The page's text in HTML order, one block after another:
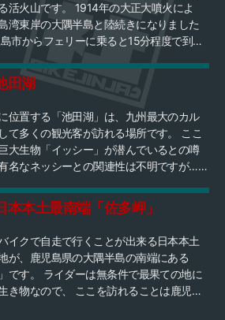
活火山です。 1914年の大正大噴火によ
湾東岸の大隅半島と陸続きになりました
市からフェリーに乗ると15分程度で到着
噴火する活火山なの
報を確認しておでかけ下さい。
田湖
位置する「池田湖」は、九州最大のカル
て多くの観光客が訪れる場所です。 ここ
大生物「イッシー」が潜んでいるとの噂
名なネッシーとの関連性は不明ですが…、
られており、特に１月の菜の花畑は南国
訪れを感じられると評判のツーリングス
！
本本土最南端「佐多岬」
イクで自走で行くことが出来る日本本土
が、鹿児島県の大隅半島の南端にある
無条件で最果ての地に
き物なので、 ここを訪れることは鹿児島